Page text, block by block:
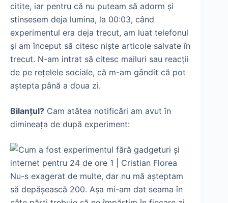
citite, iar pentru că nu puteam să adorm și
stinsesem deja lumina, la 00:03, când
experimentul era deja trecut, am luat telefonul
și am început să citesc niște articole salvate în
trecut. N-am intrat să citesc mailuri sau reacții
de pe rețelele sociale, că m-am gândit că pot
aștepta până a doua zi.
Bilanțul? Cam atâtea notificări am avut în
dimineața de după experiment:
Nu-s exagerat de multe, dar nu mă așteptam
să depășească 200. Așa mi-am dat seama în